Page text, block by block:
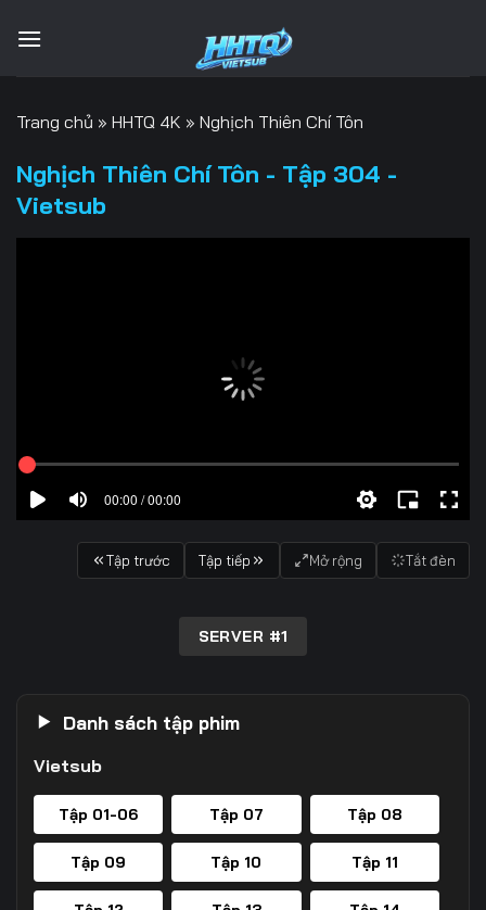
qua
Trang chủ » HHTQ 4K » Nghịch Thiên Chí Tôn
Nghịch Thiên Chí Tôn - Tập 304 -
Vietsub
00:00 / 00:00
Tập trước Tập tiếp Mở rộng Tắt đèn
SERVER #1
Danh sách tập phim
Vietsub
Tập 01-06 Tập 07 Tập 08
Tập 09 Tập 10 Tập 11